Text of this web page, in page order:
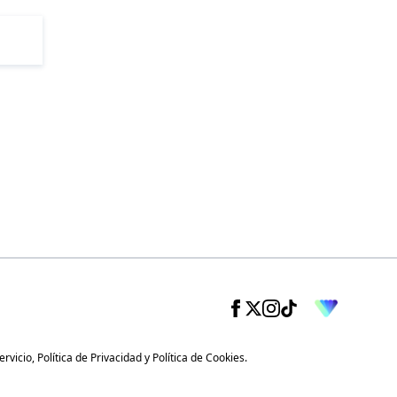
, Política de Privacidady Política de Cookies.